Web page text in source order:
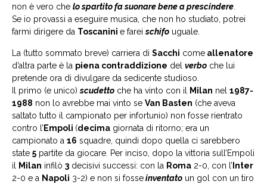
non è vero che lo spartito fa suonare bene a prescindere
Se io provassi a eseguire musica, che non ho studiato, potrei
farmi dirigere da Toscanini e fareischifo uguale.
La (tutto sommato breve) carriera di Sacchi come allenatore
d’altra parte è la piena contraddizione del verbo che lui
pretende ora di divulgare da sedicente studioso.
Il primo (e unico)scudetto che ha vinto con il Milan nel 1987-
1988 non lo avrebbe mai vinto se Van Basten (che aveva
saltato tutto il campionato per infortunio) non fosse rientrato
contro l’ Empoli (decima giornata di ritorno; era un
campionato a 16 squadre, quindi dopo quella ci sarebbero
state 5 partite da giocare. Per inciso, dopo la vittoria sull’Empoli
il
Milan infilò 3 decisivi successi: con la Roma 2-0, con l’ Inter
2-0 e a Napoli 3-2) e non si fosseinventato un gol con un tiro